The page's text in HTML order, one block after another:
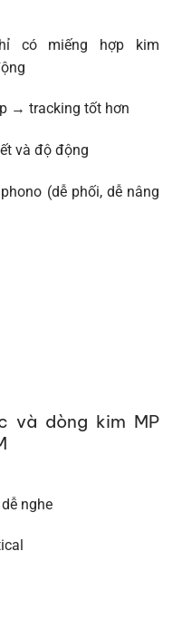
có miếng hợp kim
→ tracking tốt hơn
và độ động
(dễ phối, dễ nâng
và dòng kim MP
nghe